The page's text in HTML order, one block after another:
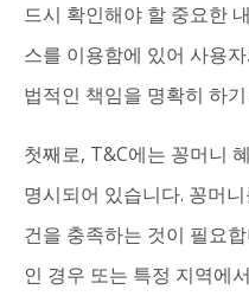
드시 확인해야 할 중요한
스를 이용함에 있어 사용
법적인 책임을 명확히 하
첫째로, T&C에는 꽁머니
명시되어 있습니다. 꽁머
건을 충족하는 것이 필요
인 경우 또는 특정 지역에